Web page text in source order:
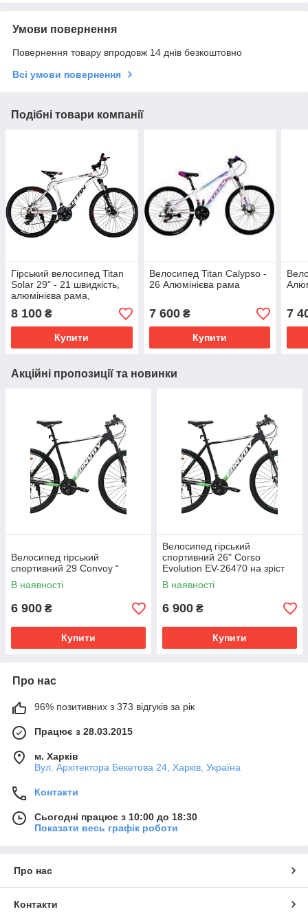
Умови повернення
Повернення товару впродовж 14 днів безкоштовно
Всі умови повернення
Подібні товари компанії
Гірський велосипед Titan
Solar 29" - 21 швидкість,
алюмінієва рама,
обладнання Shimano
8 100 ₴
Купити
Велосипед Titan Calypso -
26 Алюмінієва рама
7 600₴
Купити
7
Акційні пропозиції та новинки
Велосипед гірський
спортивний 29 Convoy “
В наявності
6 900 ₴
Купити
Велосипед гірський
спортивний 26" Corso
Evolution EV-26470 на зріст
130-145 см
В наявності
6 900 ₴
Купити
Про нас
96% позитивних з 373 відгуків за рік
Працює з 28.03.2015
м. Харків
Вул. Архітектора Бекетова 24, Харків, Україна
Контакти
Сьогодні працює з 10:00 до 18:30
Показати весь графік роботи
Про нас
Контакти